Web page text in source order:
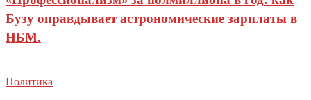
Бузу оправдывает астрономические зарплаты в
НБМ.
Политика